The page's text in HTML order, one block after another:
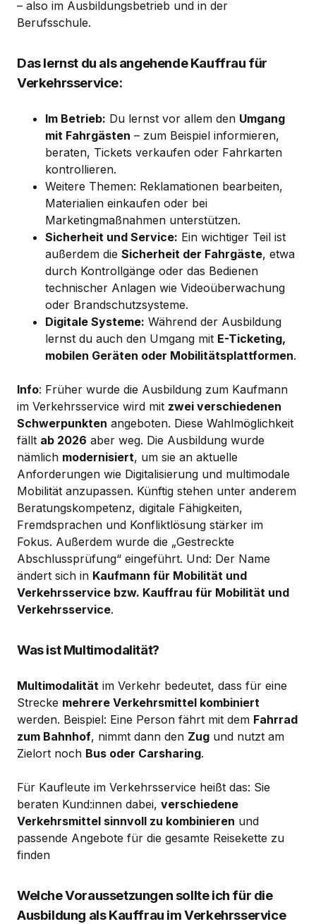
– also im Ausbildungsbetrieb und in der
Berufsschule.
Das lernst du als angehende Kauffrau für
Verkehrsservice:
Im Betrieb: Du lernst vor allem den Umgang
mit Fahrgästen – zum Beispiel informieren,
beraten, Tickets verkaufen oder Fahrkarten
kontrollieren.
Weitere Themen: Reklamationen bearbeiten,
Materialien einkaufen oder bei
Marketingmaßnahmen unterstützen.
Sicherheit und Service: Ein wichtiger Teil ist
außerdem die Sicherheit der Fahrgäste, etwa
durch Kontrollgänge oder das Bedienen
technischer Anlagen wie Videoüberwachung
oder Brandschutzsysteme.
Digitale Systeme: Während der Ausbildung
lernst du auch den Umgang mit E-Ticketing,
mobilen Geräten oder Mobilitätsplattformen.
Info: Früher wurde die Ausbildung zum Kaufmann
im Verkehrsservice wird mit zwei verschiedenen
Schwerpunkten angeboten. Diese Wahlmöglichkeit
fällt ab 2026 aber weg. Die Ausbildung wurde
nämlich modernisiert, um sie an aktuelle
Anforderungen wie Digitalisierung und multimodale
Mobilität anzupassen. Künftig stehen unter anderem
Beratungskompetenz, digitale Fähigkeiten,
Fremdsprachen und Konfliktlösung stärker im
Fokus. Außerdem wurde die „Gestreckte
Abschlussprüfung“ eingeführt. Und: Der Name
ändert sich in Kaufmann für Mobilität und
Verkehrsservice bzw. Kauffrau für Mobilität und
Verkehrsservice.
Was ist Multimodalität?
Multimodalität im Verkehr bedeutet, dass für eine
Strecke mehrere Verkehrsmittel kombiniert
werden. Beispiel: Eine Person fährt mit dem Fahrrad
zum Bahnhof, nimmt dann den Zug und nutzt am
Zielort noch Bus oder Carsharing.
Für Kaufleute im Verkehrsservice heißt das: Sie
beraten Kund:innen dabei, verschiedene
Verkehrsmittel sinnvoll zu kombinieren und
passende Angebote für die gesamte Reisekette zu
finden
Welche Voraussetzungen sollte ich für die
Ausbildung als Kauffrau im Verkehrsservice